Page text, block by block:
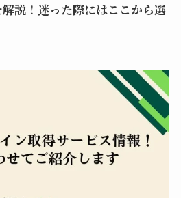
説！迷った際にはここから選